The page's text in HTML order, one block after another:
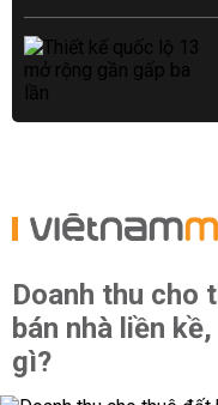
Doanh thu cho
bán nhà liền
gì?